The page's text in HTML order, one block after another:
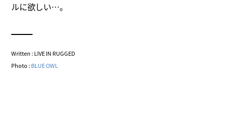
ルに欲しい…。
Written : LIVE IN RUGGED
Photo :BLUE OWL